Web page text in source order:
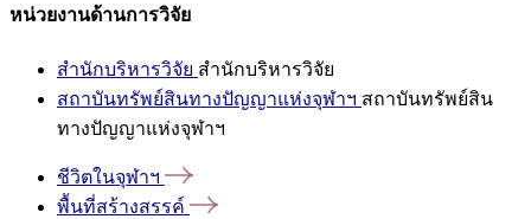
หน่วยงานด้านการวิจัย
สำนักบริหารวิจัย สำนักบริหารวิจัย
สถาบันทรัพย์สินทางปัญญาแห่งจุฬาฯ สถาบันทรัพย์สิน
ทางปัญญาแห่งจุฬาฯ
ชีวิตในจุฬาฯ
พื้นที่สร้างสรรค์